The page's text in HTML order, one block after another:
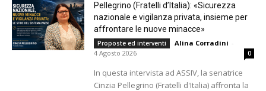
Pellegrino (Fratelli d’Italia): «Sicurezza
nazionale e vigilanza privata, insieme per
affrontare le nuove minacce»
Proposte ed interventi Alina Corradini -
4 Agosto 2026
0
In questa intervista ad ASSIV, la senatrice
Cinzia Pellegrino (Fratelli d'Italia) affronta la